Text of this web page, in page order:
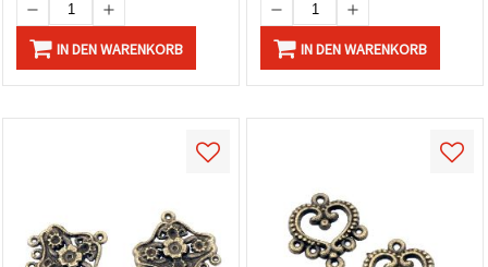
IN DEN WARENKORB IN DEN WARENKORB